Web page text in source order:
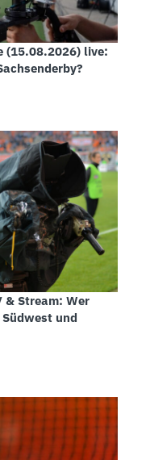
(15.08.2026) live:
& Stream: Wer
und